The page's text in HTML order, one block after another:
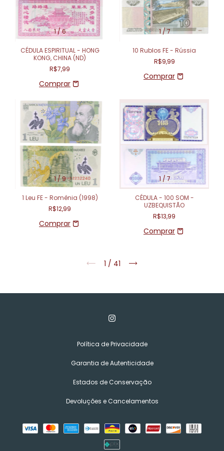
1/6
CÉDULA ESPIRITUAL - HONG
KONG, CHINA (ND)
R$7,99
1/7
10 Rublos FE - Rússia
R$9,99
1/9
1 Leu FE - Romênia (1998)
R$12,99
1/7
CÉDULA - 100 SOM -
UZBEQUISTÃO
R$13,99
1 / 41
Política de Privacidade
Garantia de Autenticidade
Estados de Conservação
Devoluções e Cancelamentos